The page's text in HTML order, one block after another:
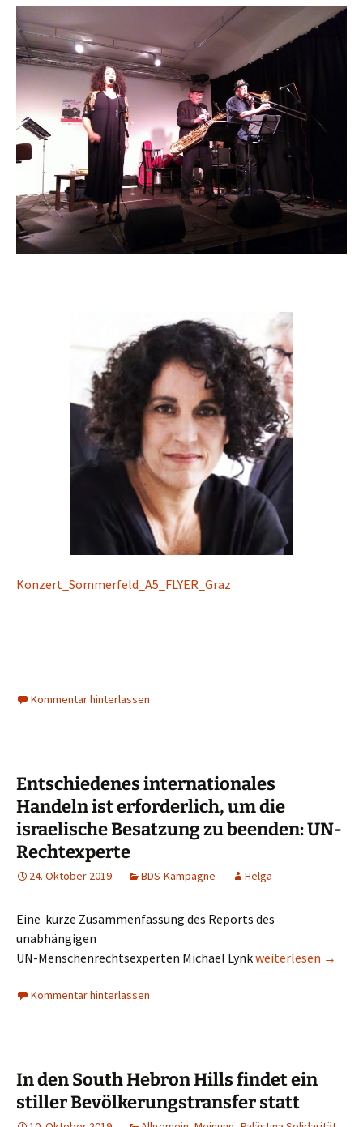
Konzert_Sommerfeld_A5_FLYER_Graz
Kommentar hinterlassen
Entschiedenes internationales
Handeln ist erforderlich, um die
israelische Besatzung zu beenden: UN-
Rechtexperte
24. Oktober 2019 BDS-Kampagne Helga
Eine kurze Zusammenfassung des Reports des
unabhängigen
UN-Menschenrechtsexperten Michael LynkEntschiedenes
weiterlesen →
Kommentar hinterlassen
In den South Hebron Hills findet ein
stiller Bevölkerungstransfer statt